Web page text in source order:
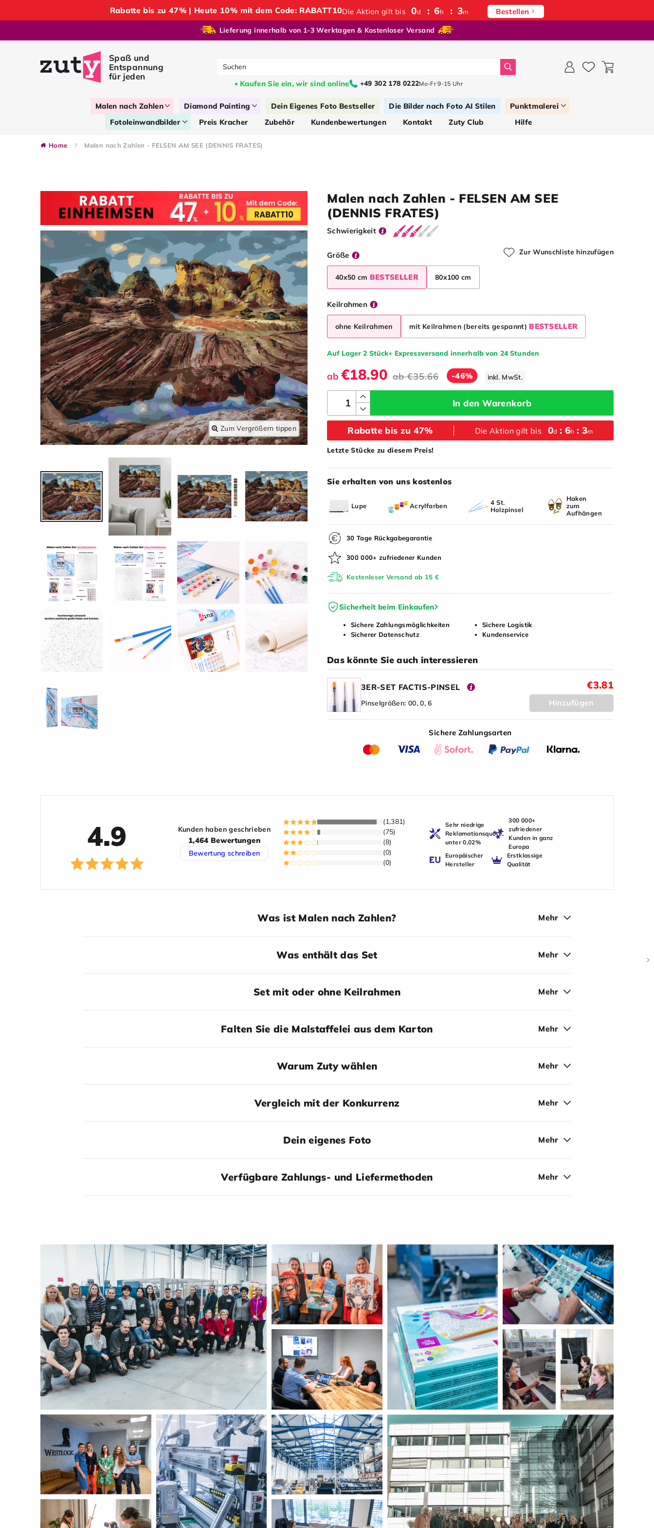
Rabatte bis zu 47% | Heute 10% mit dem Code: RABATT10Die Aktion gilt bis 0d : 6h : 3m Bestellen
Lieferung innerhalb von 1-3 Werktagen & Kostenloser Versand
Suche
Kaufen Sie ein, wir sind online +49 302 178 0222Mo-Fr 9-15 Uhr
Malen nach Zahlen Diamond Painting Dein Eigenes Foto Bestseller Die Bilder nach Foto AI Stilen
Punktmalerei
Fotoleinwandbilder
Preis Kracher Zubehör Kundenbewertungen Kontakt Zuty Club Hilfe
Home Malen nach Zahlen - FELSEN AM SEE (DENNIS FRATES)
Zum Vergrößern tippen
Malen nach Zahlen - FELSEN AM SEE
(DENNIS FRATES)
Schwierigkeit
Zur Wunschliste hinzufügen
Größe
40x50 cm BESTSELLER 80x100 cm
Keilrahmen
ohne Keilrahmen mit Keilrahmen (bereits gespannt) BESTSELLER
Auf Lager 2 Stück+ Expressversand innerhalb von 24 Stunden
ab €18.90 ab€35.66 -46% inkl. MwSt.
In den Warenkorb
Rabatte bis zu 47% Die Aktion gilt bis 0d : 6h : 3m
Letzte Stücke zu diesem Preis!
Sie erhalten von uns kostenlos
Lupe Acrylfarben
4 St.
Holzpinsel
Haken
zum
Aufhängen
30 Tage Rückgabegarantie
300 000+ zufriedener Kunden
Kostenloser Versand ab 15 €
Sicherheit beim Einkaufen
Sichere Zahlungsmöglichkeiten
Sichere Logistik
Sicherer Datenschutz
Kundenservice
Das könnte Sie auch interessieren
3ER-SET FACTIS-PINSEL
Pinselgrößen: 00, 0, 6
€3.81
Hinzufügen
Sichere Zahlungsarten
4.9 Kunden haben geschrieben
1,464 Bewertungen
Bewertung schreiben
(1,381)
(75)
(8)
(0)
(0)
Sehr niedrige
Reklamationsquote,
unter 0,02%
300 000+
zufriedener
Kunden in ganz
Europa
Europäischer
Hersteller
Erstklassige
Qualität
Was ist Malen nach Zahlen? Mehr
Was enthält das Set Mehr
Set mit oder ohne Keilrahmen Mehr
Falten Sie die Malstaffelei aus dem Karton Mehr
Warum Zuty wählen Mehr
Vergleich mit der Konkurrenz Mehr
Dein eigenes Foto Mehr
Verfügbare Zahlungs- und Liefermethoden Mehr